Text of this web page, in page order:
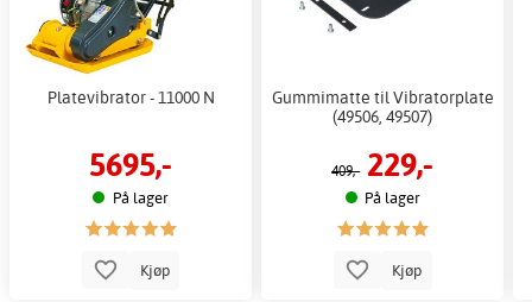
Platevibrator - 11000 N
5695,-
På lager
Kjøp
Gummimatte til Vibratorplate
(49506, 49507)
409,- 229,-
På lager
Kjøp